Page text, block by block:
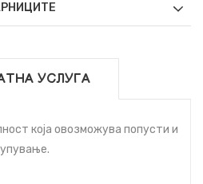
УСЛУГА
која овозможува попусти и